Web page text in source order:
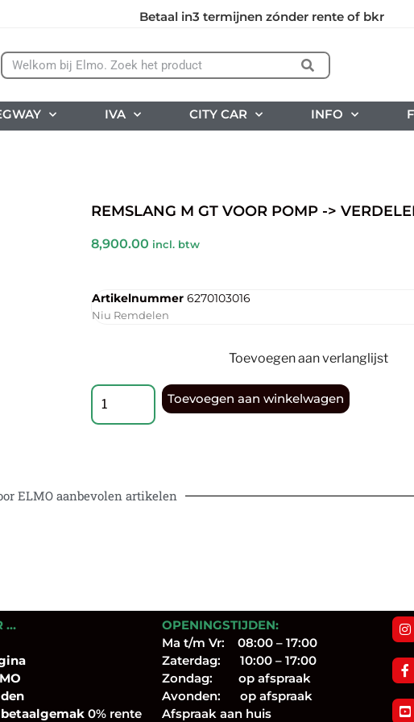
Betaal in3 termijnen zónder rente of bkr
IVA CITY CAR INFO
REMSLANG M GT VOOR POMP ->
8,900.00 incl. btw
Artikelnummer 6270103016
Niu Remdelen
Toevoegen aan verlanglijst
Toevoegen aan winkelwagen
ELMO aanbevolen artikelen
…
0% rente
OPENINGSTIJDEN:
Ma t/m Vr: 08:00 – 17:00
Zaterdag: 10:00 – 17:00
Zondag: op afspraak
Avonden: op afspraak
Afspraak aan huis